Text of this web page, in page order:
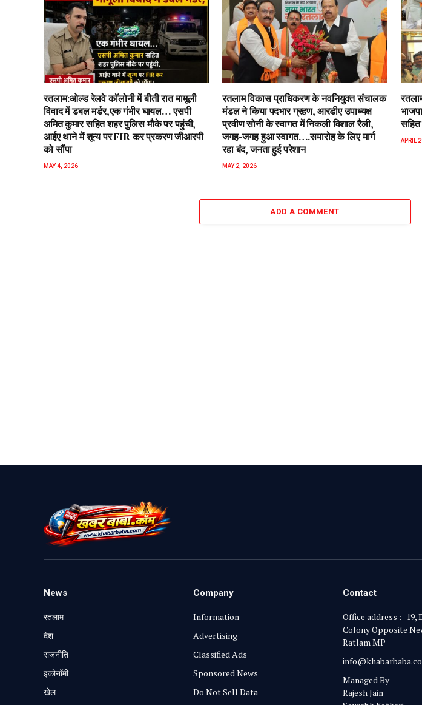
रतलाम:ओल्ड रेलवे कॉलोनी में बीती रात मामूली
विवाद में डबल मर्डर,एक गंभीर घायल… एसपी
अमित कुमार सहित शहर पुलिस मौके पर पहुंची,
आईए थाने में शून्य पर FIR कर प्रकरण जीआरपी
को सौंपा
MAY 4, 2026
रतलाम विकास प्राधिकरण के नवनियुक्त संचालक
मंडल ने किया पदभार ग्रहण, आरडीए उपाध्यक्ष
प्रवीण सोनी के स्वागत में निकली विशाल रैली,
जगह-जगह हुआ स्वागत….समारोह के लिए मार्ग
रहा बंद, जनता हुई परेशान
MAY 2, 2026
APRIL
ADD A COMMENT
News
रतलाम
⁠देश
राजनीति
⁠इकोनॉमी
खेल
Company
Information
Advertising
Classified Ads
Sponsored News
Do Not Sell Data
Contact
Office address :- 19,
Colony Opposite
Ratlam MP
Managed By -
Rajesh Jain